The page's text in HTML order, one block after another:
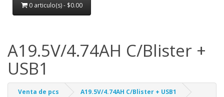
0 articulo(s) - $0.00
A19.5V/4.74AH C/Blister +
USB1
Venta de pcs A19.5V/4.74AH C/Blister + USB1